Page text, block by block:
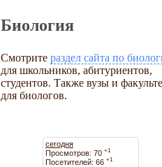
Биология
Смотрите раздел сайта по
для школьников, абитуриентов,
студентов. Также вузы и
для биологов.
сегодня
Просмотров: 70 +1
Посетителей: 66 +1